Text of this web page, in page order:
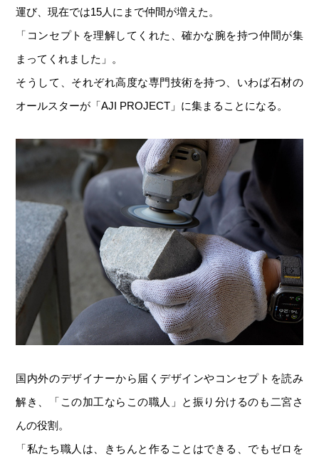
運び、現在では15人にまで仲間が増えた。
「コンセプトを理解してくれた、確かな腕を持つ仲間が集
まってくれました」。
そうして、それぞれ高度な専門技術を持つ、いわば石材の
オールスターが「AJI PROJECT」に集まることになる。
国内外のデザイナーから届くデザインやコンセプトを読み
解き、「この加工ならこの職人」と振り分けるのも二宮さ
んの役割。
「私たち職人は、きちんと作ることはできる、でもゼロを